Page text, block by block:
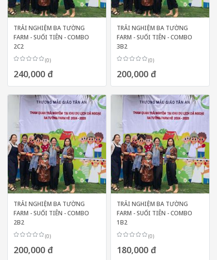
TRẢI NGHIỆM BA TƯỜNG
FARM - SUỐI TIÊN - COMBO
2C2
(0)
240,000 đ
TRẢI NGHIỆM BA TƯỜNG
FARM - SUỐI TIÊN - COMBO
3B2
(0)
200,000 đ
TRẢI NGHIỆM BA TƯỜNG
FARM - SUỐI TIÊN - COMBO
2B2
(0)
200,000 đ
TRẢI NGHIỆM BA TƯỜNG
FARM - SUỐI TIÊN - COMBO
1B2
(0)
180,000 đ